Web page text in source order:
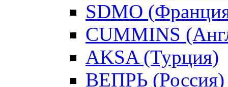
SDMO
CUMMINS
AKSA (Турция)
ВЕПРЬ (Россия)